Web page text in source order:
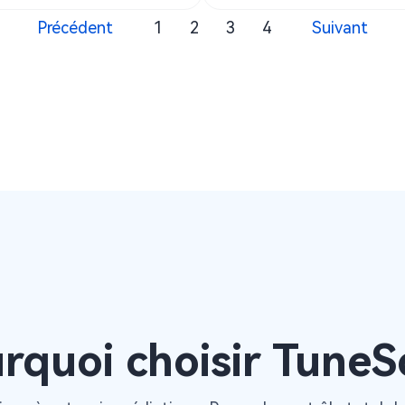
Précédent 1 2 3 4 Suivant
choisir